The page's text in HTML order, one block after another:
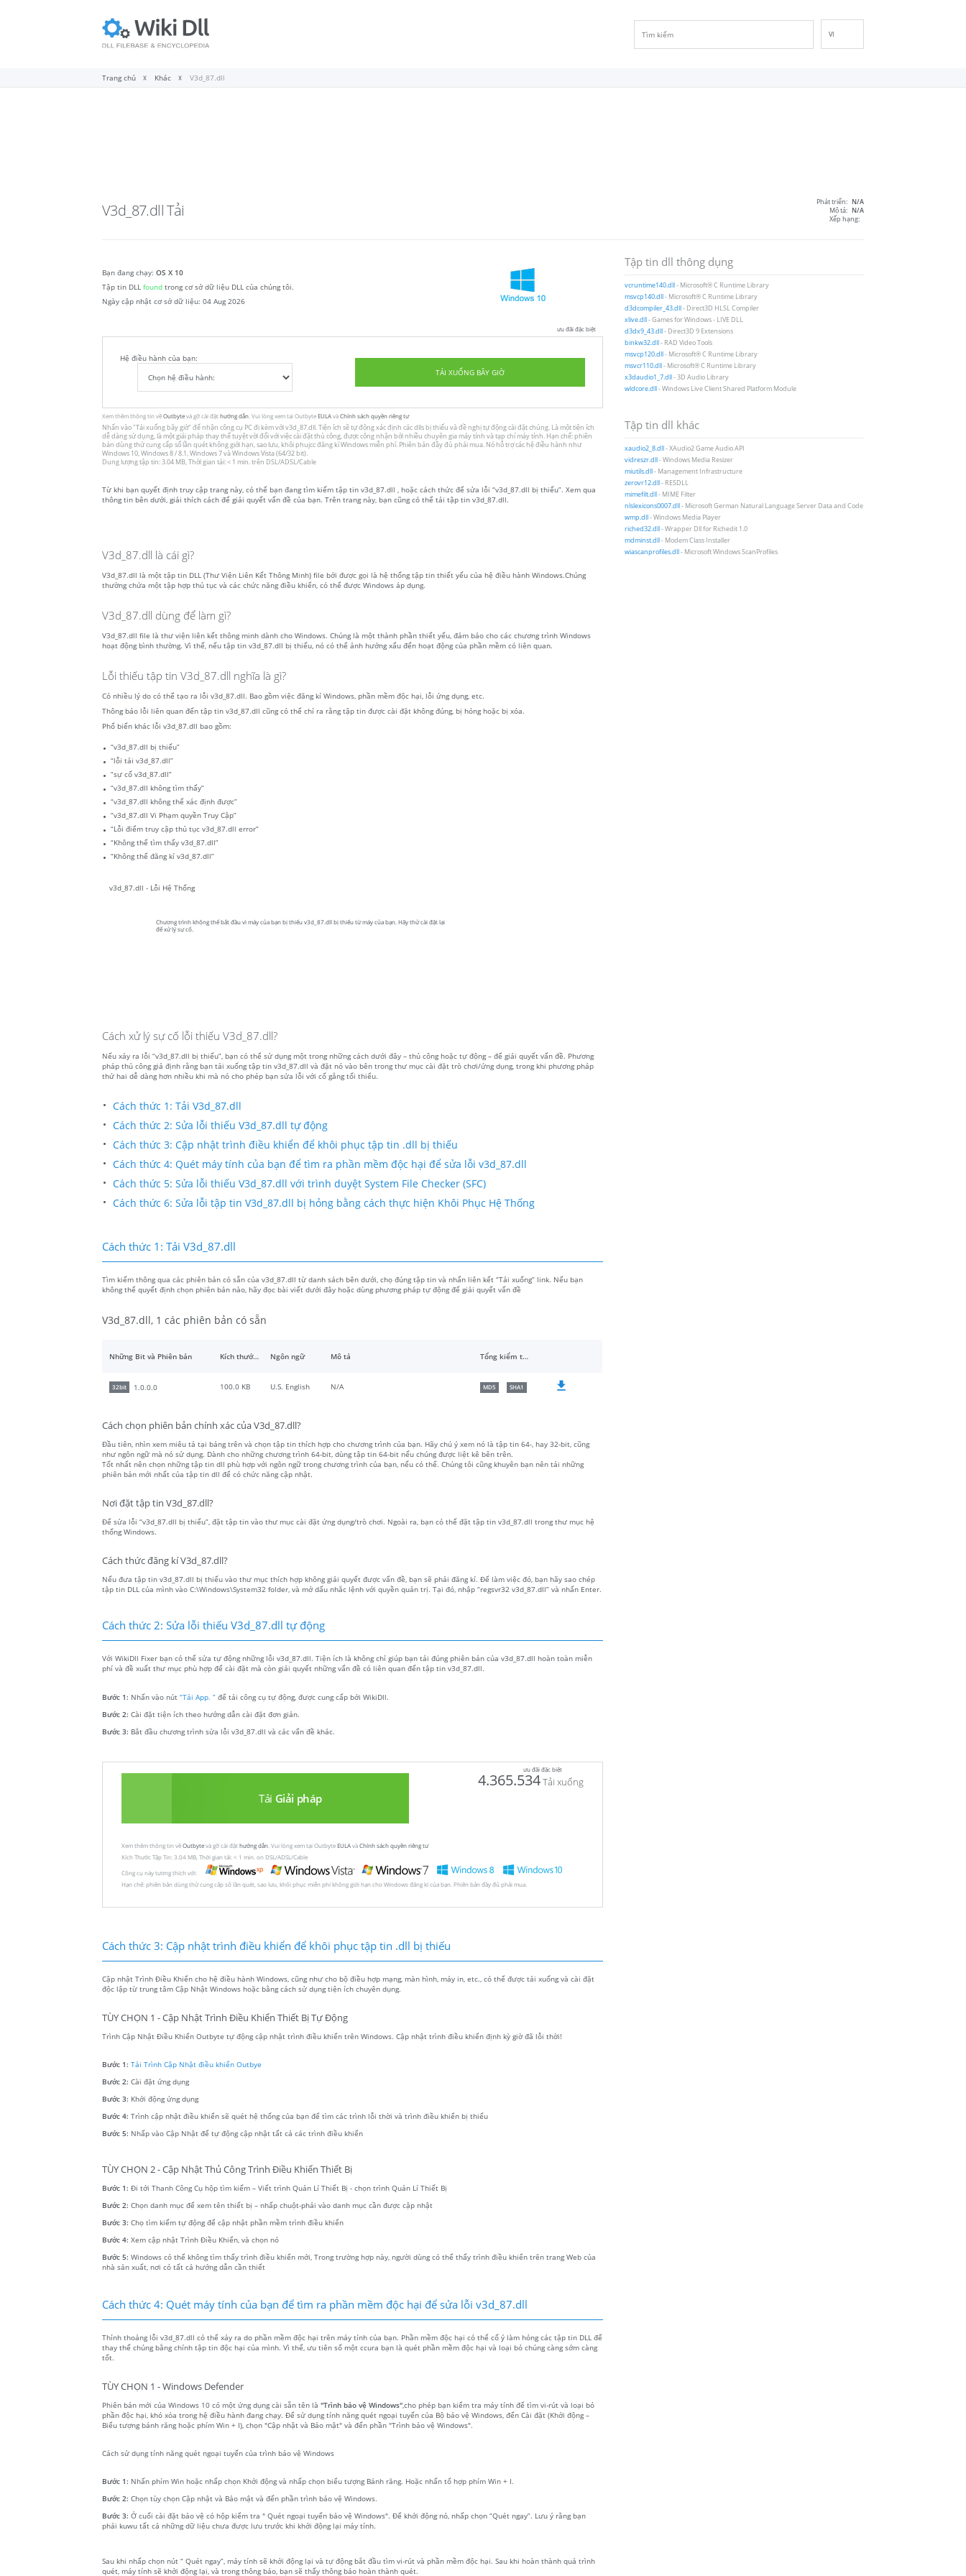
NL
VI
Trang chủ Khác V3d_87.dll
V3d_87.dll Tải Phát triển: N/A
Mô tả: N/A
Xếp hạng:
Bạn đang chạy: OS X 10
Tập tin DLL found trong cơ sở dữ liệu DLL của chúng tôi.
Ngày cập nhật cơ sở dữ liệu: 04 Aug 2026
ưu đãi đặc biệt
Hệ điều hành của bạn:
TẢI XUỐNG BÂY GIỜ
Xem thêm thông tin vềOutbytevà gỡ cài đặt hướng dẫn . Vui lòng xem tại OutbyteEULAvàChính sách quyền riêng tư
Nhấn vào"Tải xuống bây giờ" để nhận công cụ PC đi kèm với v3d_87.dll. Tiện ích sẽ tự động xác định các dlls bị thiếu và đề nghị tự động cài đặt chúng. Là một tiện ích
dễ dàng sử dụng, là một giải pháp thay thế tuyệt vời đối với việc cài đặt thủ công, được công nhận bởi nhiều chuyên gia máy tính và tạp chí máy tính. Hạn chế: phiên
bản dùng thử cung cấp số lần quét không giới hạn, sao lưu, khôi phujcc đăng kí Windows miễn phí. Phiên bản đầy đủ phải mua. Nó hỗ trợ các hệ điều hành như
Windows 10, Windows 8 / 8.1, Windows 7 và Windows Vista (64/32 bit).
Dung lượng tập tin: 3.04 MB, Thời gian tải: < 1 min. trên DSL/ADSL/Cable
Từ khi bạn quyết định truy cập trang này, có thể bạn đang tìm kiếm tập tin v3d_87.dll , hoặc cách thức để sửa lỗi “v3d_87.dll bị thiếu”. Xem qua
thông tin bên dưới, giải thích cách để giải quyết vấn đề của bạn. Trên trang này, bạn cũng có thể tải tập tin v3d_87.dll.
V3d_87.dll là cái gì?
V3d_87.dll là một tập tin DLL (Thư Viện Liên Kết Thông Minh) file bởi được gọi là hệ thống tập tin thiết yếu của hệ điều hành Windows.Chúng
thường chứa một tập hợp thủ tục và các chức năng điều khiển, có thể được Windows áp dụng.
V3d_87.dll dùng để làm gì?
V3d_87.dll file là thư viện liên kết thông minh dành cho Windows. Chúng là một thành phần thiết yếu, đảm bảo cho các chương trình Windows
hoạt động bình thường. Vì thế, nếu tập tin v3d_87.dll bị thiếu, nó có thể ảnh hưởng xấu đến hoạt động của phần mềm có liên quan.
Lỗi thiếu tập tin V3d_87.dll nghĩa là gì?
Có nhiều lý do có thể tạo ra lỗi v3d_87.dll. Bao gồm việc đăng kí Windows, phần mềm độc hại, lỗi ứng dụng, etc.
Thông báo lỗi liên quan đến tập tin v3d_87.dll cũng có thể chỉ ra rằng tập tin được cài đặt không đúng, bị hỏng hoặc bị xóa.
Phổ biến khác lỗi v3d_87.dll bao gồm:
“v3d_87.dll bị thiếu”
“lỗi tải v3d_87.dll”
“sự cố v3d_87.dll”
“v3d_87.dll không tìm thấy”
“v3d_87.dll không thể xác định được”
“v3d_87.dll Vi Phạm quyền Truy Cập”
“Lỗi điểm truy cập thủ tục v3d_87.dll error”
“Không thể tìm thấy v3d_87.dll”
“Không thể đăng kí v3d_87.dll”
v3d_87.dll - Lỗi Hệ Thống
Chương trình không thể bắt đầu vì máy của bạn bị thiếu v3d_87.dll bị thiếu từ máy của bạn. Hãy thử cài đặt lại
để xử lý sự cố.
Cách xử lý sự cố lỗi thiếu V3d_87.dll?
Nếu xảy ra lỗi “v3d_87.dll bị thiếu”, bạn có thể sử dụng một trong những cách dưới đây – thủ công hoặc tự động – để giải quyết vấn đề. Phương
pháp thủ công giả định rằng bạn tải xuống tập tin v3d_87.dll và đặt nó vào bên trong thư mục cài đặt trò chơi/ứng dụng, trong khi phương pháp
thứ hai dễ dàng hơn nhiều khi mà nó cho phép bạn sửa lỗi với cố gắng tối thiểu.
Cách thức 1: Tải V3d_87.dll
Cách thức 2: Sửa lỗi thiếu V3d_87.dll tự động
Cách thức 3: Cập nhật trình điều khiển để khôi phục tập tin .dll bị thiếu
Cách thức 4: Quét máy tính của bạn để tìm ra phần mềm độc hại để sửa lỗi v3d_87.dll
Cách thức 5: Sửa lỗi thiếu V3d_87.dll với trình duyệt System File Checker (SFC)
Cách thức 6: Sửa lỗi tập tin V3d_87.dll bị hỏng bằng cách thực hiện Khôi Phục Hệ Thống
Cách thức 1: Tải V3d_87.dll
Tìm kiếm thông qua các phiên bản có sẵn của v3d_87.dll từ danh sách bên dưới, chọ đúng tập tin và nhấn liên kết “Tải xuống” link. Nếu bạn
không thể quyết định chọn phiên bản nào, hãy đọc bài viết dưới đây hoặc dùng phương pháp tự động để giải quyết vấn đề
V3d_87.dll, 1 các phiên bản có sẵn
Những Bit và Phiên bản Kích thước tập tin Ngôn ngữ Mô tả Tổng kiểm tra
32bit 1.0.0.0 100.0 KB U.S. English N/A MD5 SHA1
Cách chọn phiên bản chính xác của V3d_87.dll?
Đầu tiên, nhìn xem miêu tả tại bảng trên và chọn tập tin thích hợp cho chương trình của bạn. Hãy chú ý xem nó là tập tin 64-, hay 32-bit, cũng
như ngôn ngữ mà nó sử dụng. Dành cho những chương trình 64-bit, dùng tập tin 64-bit nếu chúng được liệt kê bên trên.
Tốt nhất nên chọn những tập tin dll phù hợp với ngôn ngữ trong chương trình của bạn, nếu có thể. Chúng tôi cũng khuyên bạn nên tải những
phiên bản mới nhất của tập tin dll để có chức năng cập nhật.
Nơi đặt tập tin V3d_87.dll?
Để sửa lỗi “v3d_87.dll bị thiếu”, đặt tập tin vào thư mục cài đặt ứng dụng/trò chơi. Ngoài ra, bạn có thể đặt tập tin v3d_87.dll trong thư mục hệ
thống Windows.
Cách thức đăng kí V3d_87.dll?
Nếu đưa tập tin v3d_87.dll bị thiếu vào thư mục thích hợp không giải quyết được vấn đề, bạn sẽ phải đăng kí. Để làm việc đó, bạn hãy sao chép
tập tin DLL của mình vào C:\Windows\System32 folder, và mở dấu nhắc lệnh với quyền quản trị. Tại đó, nhập “regsvr32 v3d_87.dll” và nhấn Enter.
Cách thức 2: Sửa lỗi thiếu V3d_87.dll tự động
Với WikiDll Fixer bạn có thể sửa tự động những lỗi v3d_87.dll. Tiện ích là không chỉ giúp bạn tải đúng phiên bản của v3d_87.dll hoàn toàn miễn
phí và đề xuất thư mục phù hợp để cài đặt mà còn giải quyết những vấn đề có liên quan đến tập tin v3d_87.dll.
Bước 1: Nhấn vào nút “Tải App. ” để tải công cụ tự động, được cung cấp bởi WikiDll.
Bước 2: Cài đặt tiện ích theo hướng dẫn cài đặt đơn giản.
Bước 3: Bắt đầu chương trình sửa lỗi v3d_87.dll và các vấn đề khác.
ưu đãi đặc biệt
Tải Giải pháp
4.365.534Tải xuống
Xem thêm thông tin vềOutbytevà gỡ cài đặt hướng dẫn . Vui lòng xem tại OutbyteEULAvàChính sách quyền riêng tư
Kích Thước Tập Tin: 3.04 MB, Thời gian tải: < 1 min. on DSL/ADSL/Cable
Công cụ này tương thích với:
Hạn chế: phiên bản dùng thử cung cấp số lần quét, sao lưu, khôi phục miễn phí không giới hạn cho Windows đăng kí của bạn. Phiên bản đầy đủ phải mua.
Cách thức 3: Cập nhật trình điều khiển để khôi phục tập tin .dll bị thiếu
Cập nhật Trình Điều Khiển cho hệ điều hành Windows, cũng như cho bộ điều hợp mạng, màn hình, máy in, etc., có thể được tải xuống và cài đặt
độc lập từ trung tâm Cập Nhật Windows hoặc bằng cách sử dụng tiện ích chuyên dụng.
TÙY CHỌN 1 - Cập Nhật Trình Điều Khiển Thiết Bị Tự Động
Trình Cập Nhật Điều Khiển Outbyte tự động cập nhật trình điều khiển trên Windows. Cập nhật trình điều khiển định kỳ giờ đã lỗi thời!
Bước 1: Tải Trình Cập Nhật điều khiển Outbye
Bước 2: Cài đặt ứng dụng
Bước 3: Khởi động ứng dụng
Bước 4: Trình cập nhật điều khiển sẽ quét hệ thống của bạn để tìm các trình lỗi thời và trình điều khiển bị thiếu
Bước 5: Nhấp vào Cập Nhật để tự động cập nhật tất cả các trình điều khiển
TÙY CHỌN 2 - Cập Nhật Thủ Công Trình Điều Khiển Thiết Bị
Bước 1: Đi tới Thanh Công Cụ hộp tìm kiếm – Viết trình Quản Lí Thiết Bị - chọn trình Quản Lí Thiết Bị
Bước 2: Chọn danh mục để xem tên thiết bị – nhấp chuột-phải vào danh mục cần được cập nhật
Bước 3: Chọ tìm kiếm tự động để cập nhật phần mềm trình điều khiển
Bước 4: Xem cập nhật Trình Điều Khiển, và chọn nó
Bước 5: Windows có thể không tìm thấy trình điều khiển mới, Trong trường hợp này, người dùng có thể thấy trình điều khiển trên trang Web của
nhà sản xuất, nơi có tất cả hướng dẫn cần thiết
Cách thức 4: Quét máy tính của bạn để tìm ra phần mềm độc hại để sửa lỗi v3d_87.dll
Thỉnh thoảng lỗi v3d_87.dll có thể xảy ra do phần mềm độc hại trên máy tính của bạn. Phần mềm độc hại có thể cố ý làm hỏng các tập tin DLL để
thay thế chúng bằng chính tập tin độc hại của mình. Vì thế, ưu tiên số một ccura bạn là quét phần mềm độc hại và loại bỏ chúng càng sớm càng
tốt.
TÙY CHỌN 1 - Windows Defender
Phiên bản mới của Windows 10 có một ứng dụng cài sẵn tên là "Trình bảo vệ Windows",cho phép bạn kiểm tra máy tính để tìm vi-rút và loại bỏ
phần độc hại, khó xóa trong hệ điều hành đang chạy. Để sử dụng tính năng quét ngoại tuyến của Bộ bảo vệ Windows, đến Cài đặt (Khởi động –
Biểu tượng bánh răng hoặc phím Win + I), chọn "Cập nhật và Bảo mật" và đến phần "Trình bảo vệ Windows".
Cách sử dụng tính năng quét ngoại tuyến của trình bảo vệ Windows
Bước 1: Nhấn phím Win hoặc nhấp chọn Khởi động và nhấp chọn biểu tượng Bánh răng. Hoặc nhấn tổ hợp phím Win + I.
Bước 2: Chọn tùy chọn Cập nhật và Bảo mật và đến phần trình bảo vệ Windows.
Bước 3: Ở cuối cài đặt bảo vệ có hộp kiểm tra " Quét ngoại tuyến bảo vệ Windows". Để khởi động nó, nhấp chọn “Quét ngay”. Lưu ý rằng bạn
phải kuwu tất cả những dữ liệu chưa được lưu trước khi khởi động lại máy tính.
Sau khi nhấp chọn nút “ Quét ngay”, máy tính sẽ khởi động lại và tự động bắt đầu tìm vi-rút và phần mềm độc hại. Sau khi hoàn thành quá trình
quét, máy tính sẽ khởi động lại, và trong thông báo, bạn sẽ thấy thông báo hoàn thành quét.
Tập tin dll thông dụng
vcruntime140.dll- Microsoft® C Runtime Library
msvcp140.dll- Microsoft® C Runtime Library
d3dcompiler_43.dll- Direct3D HLSL Compiler
xlive.dll- Games for Windows - LIVE DLL
d3dx9_43.dll- Direct3D 9 Extensions
binkw32.dll- RAD Video Tools
msvcp120.dll- Microsoft® C Runtime Library
msvcr110.dll- Microsoft® C Runtime Library
x3daudio1_7.dll- 3D Audio Library
wldcore.dll- Windows Live Client Shared Platform Module
Tập tin dll khác
xaudio2_8.dll- XAudio2 Game Audio API
vidreszr.dll- Windows Media Resizer
miutils.dll- Management Infrastructure
zerovr12.dll- RESDLL
mimefilt.dll- MIME Filter
nlslexicons0007.dll- Microsoft German Natural Language Server Data and Code
wmp.dll- Windows Media Player
riched32.dll- Wrapper Dll for Richedit 1.0
mdminst.dll- Modem Class Installer
wiascanprofiles.dll- Microsoft Windows ScanProfiles